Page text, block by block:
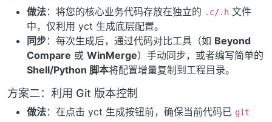
做法：将您的核心业务代码存放在独立的 .c/.h 文件
中，仅利用 yct 生成底层配置。
同步：每次生成后，通过代码对比工具（如 Beyond
Compare 或 WinMerge）手动同步，或者编写简单的
Shell/Python 脚本将配置增量复制到工程目录。
方案二：利用 Git 版本控制
做法：在点击 yct 生成按钮前，确保当前代码已 git